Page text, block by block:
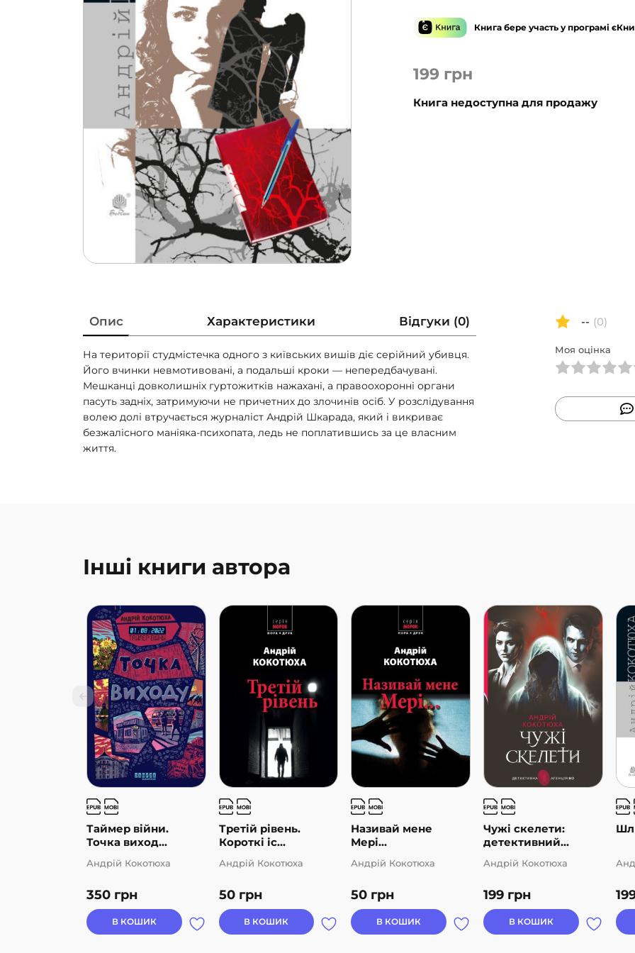
199 грн
Книга недоступна для продажу
Книга бере участь у програмі
Опис Характеристики Відгуки (0)
На території студмістечка одного з київських вишів діє серійний убивця.
Його вчинки невмотивовані, а подальші кроки — непередбачувані.
Мешканці довколишніх гуртожитків нажахані, а правоохоронні органи
пасуть задніх, затримуючи не причетних до злочинів осіб. У розслідування
волею долі втручається журналіст Андрій Шкарада, який і викриває
безжалісного маніяка-психопата, ледь не поплатившись за це власним
життя.
-- (0)
Моя оцінка
Інші книги автора
Таймер війни.
Точка виход...
350 грн
Андрій Кокотюха
В КОШИК
Третій рівень.
Короткі іс...
50 грн
Андрій Кокотюха
В КОШИК
Називай мене
Мері…
50 грн
Андрій Кокотюха
В КОШИК
Чужі скелети:
детективний...
199 грн
Андрій Кокотюха
В КОШИК